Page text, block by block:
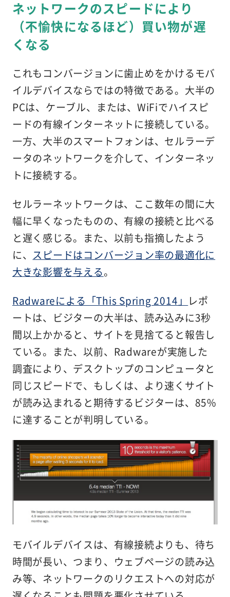
ネットワークのスピードにより
（不愉快になるほど）買い物が遅
くなる
これもコンバージョンに歯止めをかけるモバ
イルデバイスならではの特徴である。大半の
PCは、ケーブル、または、WiFiでハイスピ
ードの有線インターネットに接続している。
一方、大半のスマートフォンは、セルラーデ
ータのネットワークを介して、インターネッ
トに接続する。
セルラーネットワークは、ここ数年の間に大
幅に早くなったものの、有線の接続と比べる
と遅く感じる。また、以前も指摘したよう
に、 スピードはコンバージョン率の最適化に
大きな影響を与える。
Radwareによる「This Spring 2014」 レポ
ートは、ビジターの大半は、読み込みに3秒
間以上かかると、サイトを見捨てると報告し
ている。また、以前、Radwareが実施した
調査により、デスクトップのコンピュータと
同じスピードで、もしくは、より速くサイト
が読み込まれると期待するビジターは、85%
に達することが判明している。
モバイルデバイスは、有線接続よりも、待ち
時間が長い、つまり、ウェブページの読み込
み等、ネットワークのリクエストへの対応が